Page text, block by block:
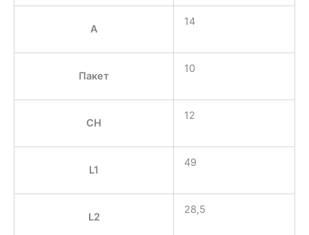
A
14
Пакет
10
CH
12
L1
49
L2
28,5